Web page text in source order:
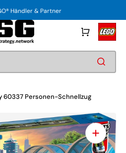
Händler & Partner
Warenkorb
60337 Personen-Schnellzug